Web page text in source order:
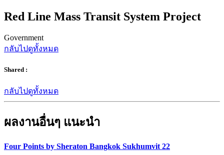
Red Line Mass Transit System Project
Government
กลับไปดูทั้งหมด
Shared :
กลับไปดูทั้งหมด
ผลงานอื่นๆ แนะนำ
Four Points by Sheraton Bangkok Sukhumvit 22